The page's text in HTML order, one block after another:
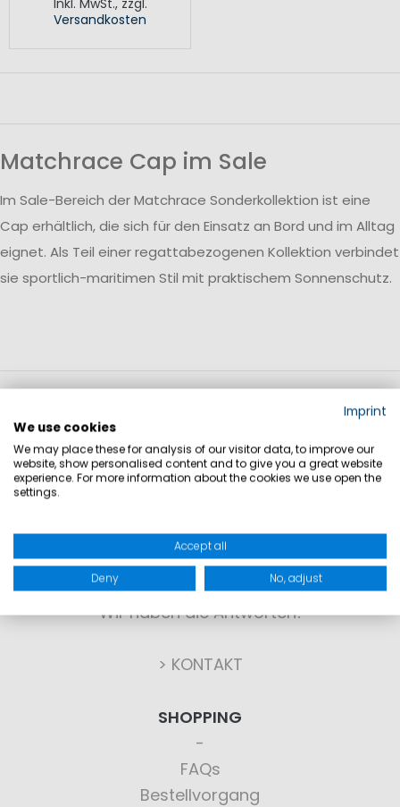
Inkl. MwSt., zzgl.
Versandkosten
Matchrace Cap im Sale
Im Sale-Bereich der Matchrace Sonderkollektion ist eine
Cap erhältlich, die sich für den Einsatz an Bord und im Alltag
eignet. Als Teil einer regattabezogenen Kollektion verbindet
sie sportlich-maritimen Stil mit praktischem Sonnenschutz.
KONTAKT
Sie haben Fragen?
Wir haben die Antworten!
> KONTAKT
SHOPPING
FAQs
Bestellvorgang
Imprint
We use cookies
We may place these for analysis of our visitor data, to improve our
website, show personalised content and to give you a great website
experience. For more information about the cookies we use open the
settings.
Accept all
Deny No, adjust